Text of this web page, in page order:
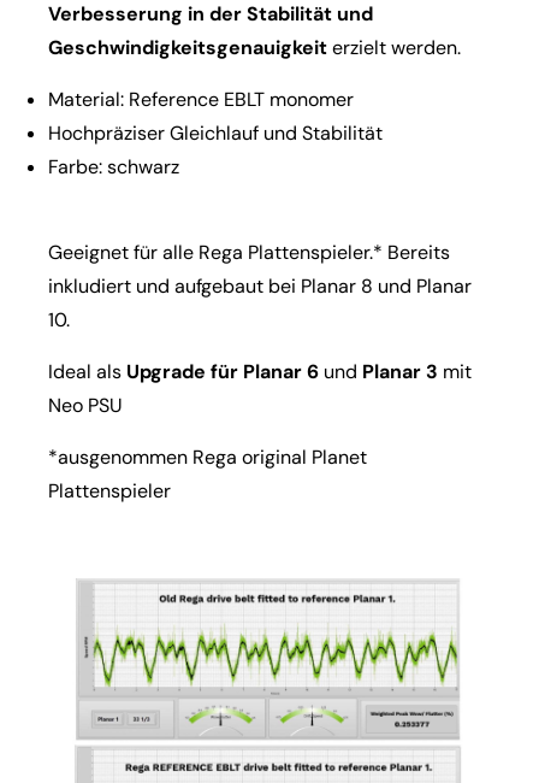
Verbesserung in der Stabilität und
Geschwindigkeitsgenauigkeiterzielt werden.
Material: Reference EBLT monomer
Hochpräziser Gleichlauf und Stabilität
Farbe: schwarz
Geeignet für alle Rega Plattenspieler.* Bereits
inkludiert und aufgebaut bei Planar 8 und Planar
10.
Ideal als Upgrade für Planar 6 und Planar 3 mit
Neo PSU
*ausgenommen Rega original Planet
Plattenspieler